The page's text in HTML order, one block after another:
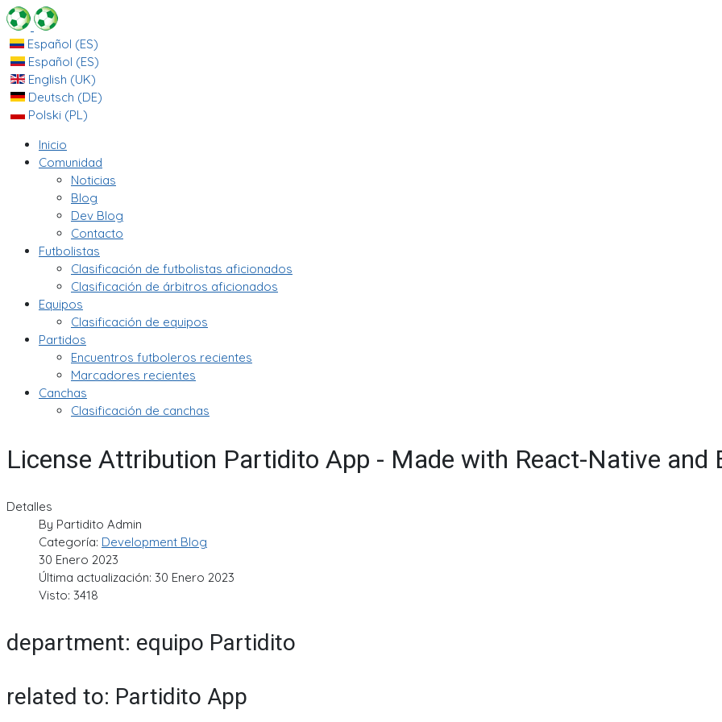
Español (ES)
Español (ES)
English (UK)
Deutsch (DE)
Polski (PL)
Inicio
Comunidad
Noticias
Blog
Dev Blog
Contacto
Futbolistas
Clasificación de futbolistas aficionados
Clasificación de árbitros aficionados
Equipos
Clasificación de equipos
Partidos
Encuentros futboleros recientes
Marcadores recientes
Canchas
Clasificación de canchas
License Attribution Partidito App - Made with React-Native and
Detalles
By Partidito Admin
Categoría: Development Blog
30 Enero 2023
Última actualización: 30 Enero 2023
Visto: 3418
department: equipo Partidito
related to: Partidito App